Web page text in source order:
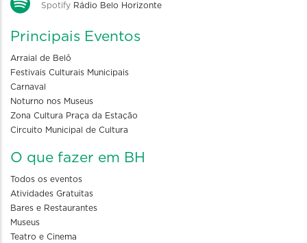
Spotify Rádio Belo Horizonte
Principais Eventos
Arraial de Belô
Festivais Culturais Municipais
Carnaval
Noturno nos Museus
Zona Cultura Praça da Estação
Circuito Municipal de Cultura
O que fazer em BH
Todos os eventos
Atividades Gratuitas
Bares e Restaurantes
Museus
Teatro e Cinema